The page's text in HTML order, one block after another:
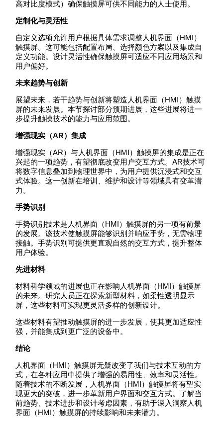
高对比度模式）确保触摸屏可供不同能力的人士使用。
定制化与灵活性
自定义选项允许用户根据具体需求调整人机界面（HMI）
触摸屏。这可能包括配置布局、选择颜色方案以及集成自
定义功能。设计灵活性确保触摸屏可适应不同应用场景和
用户偏好。
未来趋势与创新
展望未来，若干趋势与创新将塑造人机界面（HMI）触摸
屏的未来发展。本节探讨部分预期进展，这些进展将进一
步提升触摸技术的能力与应用范围。
增强现实（AR）集成
增强现实（AR）与人机界面（HMI）触摸屏的集成是正在
兴起的一项趋势，有望彻底改变用户交互方式。AR技术可
将数字信息叠加到物理世界中，为用户提供沉浸式和交互
式体验。这一创新在培训、维护和设计等领域具有变革潜
力。
手势识别
手势识别技术是人机界面（HMI）触摸屏的另一项有前景
的发展。该技术使触摸屏能够识别并响应手势，无需物理
接触。手势识别可提供更直观自然的交互方式，提升整体
用户体验。
先进材料
材料科学领域的进展也正在影响人机界面（HMI）触摸屏
的未来。研究人员正在探索新型材料，如柔性透明显示
屏，这些材料可实现更灵活多样的创新设计。
这些材料有望推动触摸屏的进一步发展，使其更加适应性
强，并能集成到更广泛的设备中。
结论
人机界面（HMI）触摸屏无疑改变了我们与技术互动的方
式，在各种应用中提供了增强的易用性、效率和灵活性。
随着技术的不断发展，人机界面（HMI）触摸屏将有望实
现更大的突破，进一步革新用户界面和交互方式。了解当
前趋势、技术进步和设计考虑因素，有助于深入洞察人机
界面（HMI）触摸屏的持续影响和未来潜力。